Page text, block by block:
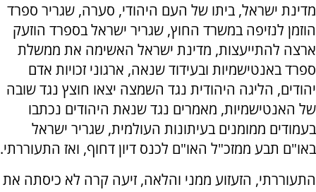
מדינת ישראל, ביתו של העם היהודי, סערה, שגריר ספרד
הוזמן לנזיפה במשרד החוץ, שגריר ישראל בספרד הוזעק
ארצה להתייעצות, מדינת ישראל האשימה את ממשלת
ספרד באנטישמיות ובעידוד שנאה, ארגוני זכויות אדם
יהודים, הליגה היהודית נגד השמצה יצאו חוצץ נגד שובה
של האנטישמיות, מאמרים נגד שנאת היהודים נכתבו
בעמודים ממומנים בעיתונות העולמית, שגריר ישראל
באו"ם תבע ממזכ"ל האו"ם לכנס דיון דחוף, ואז התעוררתי.
התעוררתי, הזעזוע ממני והלאה, זיעה קרה לא כיסתה את